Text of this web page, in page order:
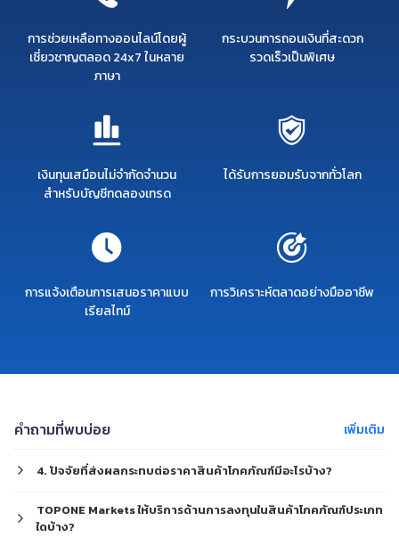
การช่วยเหลือทางออนไลน์โดยผู้
เชี่ยวชาญตลอด 24x7 ในหลาย
ภาษา
กระบวนการถอนเงินที่สะดวก
รวดเร็วเป็นพิเศษ
เงินทุนเสมือนไม่จำกัดจำนวน
สำหรับบัญชีทดลองเทรด
ได้รับการยอมรับจากทั่วโลก
การแจ้งเตือนการเสนอราคาแบบ
เรียลไทม์
การวิเคราะห์ตลาดอย่างมืออาชีพ
คำถามที่พบบ่อย เพิ่มเติม
4. ปัจจัยที่ส่งผลกระทบต่อราคาสินค้าโภคภัณฑ์มีอะไรบ้าง?
TOPONE Markets ให้บริการด้านการลงทุนในสินค้าโภคภัณฑ์ประเภท
ใดบ้าง?